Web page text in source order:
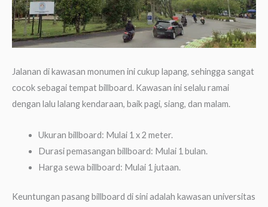
Jalanan di kawasan monumen ini cukup lapang, sehingga sangat
cocok sebagai tempat billboard. Kawasan ini selalu ramai
dengan lalu lalang kendaraan, baik pagi, siang, dan malam.
Ukuran billboard: Mulai 1 x 2 meter.
Durasi pemasangan billboard: Mulai 1 bulan.
Harga sewa billboard: Mulai 1 jutaan.
Keuntungan pasang billboard di sini adalah kawasan universitas